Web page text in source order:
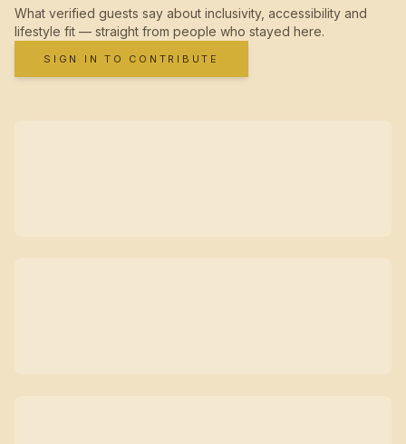
What verified guests say about inclusivity, accessibility and
lifestyle fit — straight from people who stayed here.
SIGN IN TO CONTRIBUTE